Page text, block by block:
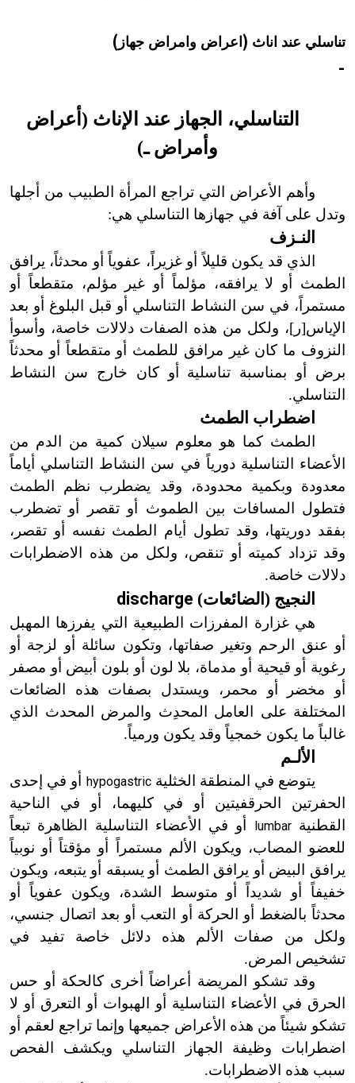
تناسلي عند اناث (اعراض وامراض جهاز)
-
التناسلي، الجهاز عند الإناث (أعراض
وأمراض ـ)
وأهم الأعراض التي تراجع المرأة الطبيب من أجلها
وتدل على آفة في جهازها التناسلي هي:
النـزف
الذي قد يكون قليلاً أو غزيراً، عفوياً أو محدثاً، يرافق
الطمث أو لا يرافقه، مؤلماً أو غير مؤلم، متقطعاً أو
مستمراً، في سن النشاط التناسلي أو قبل البلوغ أو بعد
الإياس[ر ]، ولكل من هذه الصفات دلالات خاصة، وأسوأ
النزوف ما كان غير مرافق للطمث أو متقطعاً أو محدثاً
برض أو بمناسبة تناسلية أو كان خارج سن النشاط
التناسلي.
اضطراب الطمث
الطمث كما هو معلوم سيلان كمية من الدم من
الأعضاء التناسلية دورياً في سن النشاط التناسلي أياماً
معدودة وبكمية محدودة، وقد يضطرب نظم الطمث
فتطول المسافات بين الطموث أو تقصر أو تضطرب
بفقد دوريتها، وقد تطول أيام الطمث نفسه أو تقصر،
وقد تزداد كميته أو تنقص، ولكل من هذه الاضطرابات
دلالات خاصة.
النجيج (الضائعات) discharge
هي غزارة المفرزات الطبيعية التي يفرزها المهبل
أو عنق الرحم وتغير صفاتها، وتكون سائلة أو لزجة أو
رغوية أو قيحية أو مدماة، بلا لون أو بلون أبيض أو مصفر
أو مخضر أو محمر، ويستدل بصفات هذه الضائعات
المختلفة على العامل المحدِث والمرض المحدث الذي
غالباً ما يكون خمجياً وقد يكون ورمياً.
الألـم
يتوضع في المنطقة الخثليةhypogastric
أو في إحدى
الحفرتين الحرقفيتين أو في كليهما، أو في الناحية
القطنيةlumbar
أو في الأعضاء التناسلية الظاهرة تبعاً
للعضو المصاب، ويكون الألم مستمراً أو مؤقتاً أو نوبياً
يرافق البيض أو يرافق الطمث أو يسبقه أو يتبعه، ويكون
خفيفاً أو شديداً أو متوسط الشدة، ويكون عفوياً أو
محدثاً بالضغط أو الحركة أو التعب أو بعد اتصال جنسي،
ولكل من صفات الألم هذه دلائل خاصة تفيد في
تشخيص المرض.
وقد تشكو المريضة أعراضاً أخرى كالحكة أو حس
الحرق في الأعضاء التناسلية أو الهبوات أو التعرق أو لا
تشكو شيئاً من هذه الأعراض جميعها وإنما تراجع لعقم أو
اضطرابات وظيفة الجهاز التناسلي ويكشف الفحص
سبب هذه الاضطرابات.